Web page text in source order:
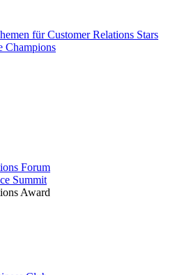
für Customer Relations Stars
Champions
Forum
Summit
Award